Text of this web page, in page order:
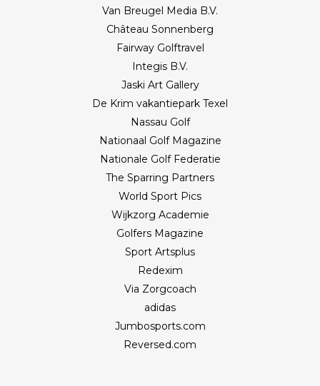
Van Breugel Media B.V.
Château Sonnenberg
Fairway Golftravel
Integis B.V.
Jaski Art Gallery
De Krim vakantiepark Texel
Nassau Golf
Nationaal Golf Magazine
Nationale Golf Federatie
The Sparring Partners
World Sport Pics
Wijkzorg Academie
Golfers Magazine
Sport Artsplus
Redexim
Via Zorgcoach
adidas
Jumbosports.com
Reversed.com